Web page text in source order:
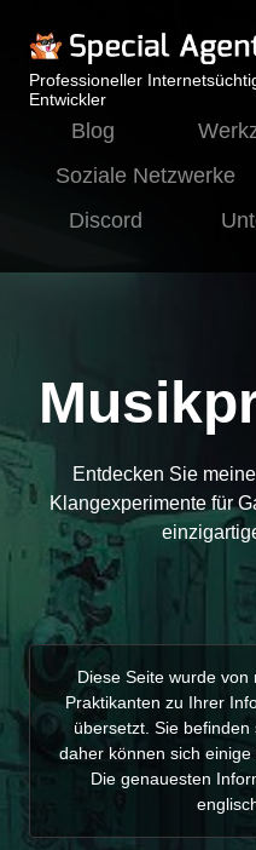
Professioneller
Entwickler
Blog
Soziale Netzwerke
Discord
Entdecken Sie
Klangexperimente für
Diese Seite wurde
Praktikanten zu Ihrer
übersetzt. Sie befinden
daher können sich einige
Die genauesten